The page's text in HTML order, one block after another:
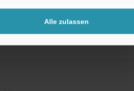
Alle zulassen